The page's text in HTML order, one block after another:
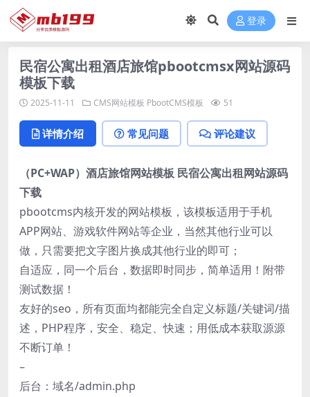
登录
民宿公寓出租酒店旅馆pbootcmsx网站源码
模板下载
2025-11-11 CMS网站模板 PbootCMS模板 51
详情介绍 常见问题 评论建议
（PC+WAP）酒店旅馆网站模板 民宿公寓出租网站源码
下载
pbootcms内核开发的网站模板，该模板适用于手机
APP网站、游戏软件网站等企业，当然其他行业可以
做，只需要把文字图片换成其他行业的即可；
自适应，同一个后台，数据即时同步，简单适用！附带
测试数据！
友好的seo，所有页面均都能完全自定义标题/关键词/描
述，PHP程序，安全、稳定、快速；用低成本获取源源
不断订单！
–
后台：域名/admin.php